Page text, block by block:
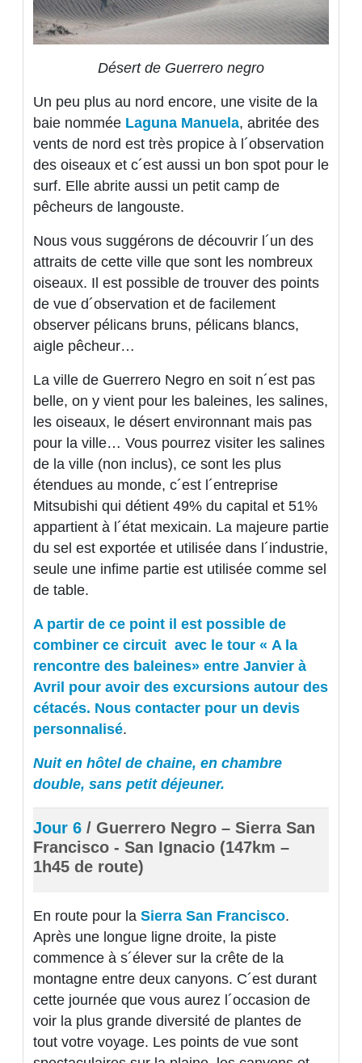
Désert de Guerrero negro
Un peu plus au nord encore, une visite de la
baie nommée Laguna Manuela, abritée des
vents de nord est très propice à l´observation
des oiseaux et c´est aussi un bon spot pour le
surf. Elle abrite aussi un petit camp de
pêcheurs de langouste.
Nous vous suggérons de découvrir l´un des
attraits de cette ville que sont les nombreux
oiseaux. Il est possible de trouver des points
de vue d´observation et de facilement
observer pélicans bruns, pélicans blancs,
aigle pêcheur…
La ville de Guerrero Negro en soit n´est pas
belle, on y vient pour les baleines, les salines,
les oiseaux, le désert environnant mais pas
pour la ville… Vous pourrez visiter les salines
de la ville (non inclus), ce sont les plus
étendues au monde, c´est l´entreprise
Mitsubishi qui détient 49% du capital et 51%
appartient à l´état mexicain. La majeure partie
du sel est exportée et utilisée dans l´industrie,
seule une infime partie est utilisée comme sel
de table.
A partir de ce point il est possible de
combiner ce circuit avec le tour « A la
rencontre des baleines» entre Janvier à
Avril pour avoir des excursions autour des
cétacés. Nous contacter pour un devis
personnalisé.
Nuit en hôtel de chaine, en chambre
double, sans petit déjeuner.
Jour 6 / Guerrero Negro – Sierra San
Francisco - San Ignacio (147km –
1h45 de route)
En route pour la Sierra San Francisco.
Après une longue ligne droite, la piste
commence à s´élever sur la crête de la
montagne entre deux canyons. C´est durant
cette journée que vous aurez l´occasion de
voir la plus grande diversité de plantes de
tout votre voyage. Les points de vue sont